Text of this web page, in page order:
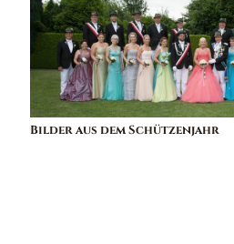
Bilder aus dem Schützenjahr